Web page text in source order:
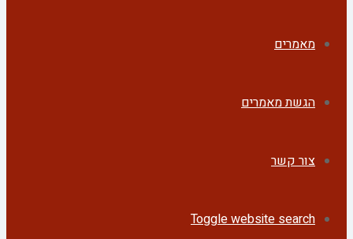
מאמרים
הגשת מאמרים
צור קשר
Toggle website search